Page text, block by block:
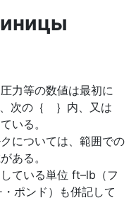
力等の数値は最初に
、次の｛ ｝内、又は
いる。
については、範囲での
ある。
ている単位 ft–lb（フ
ポンド）も併記して